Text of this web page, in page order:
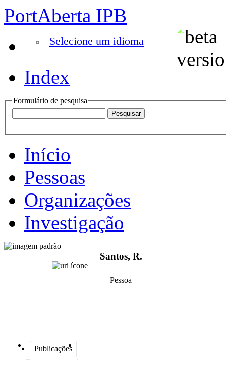
PortAberta IPB
Selecione um idioma
Index
Formulário de pesquisa
Início
Pessoas
Organizações
Investigação
Santos, R.
Pessoa
Publicações